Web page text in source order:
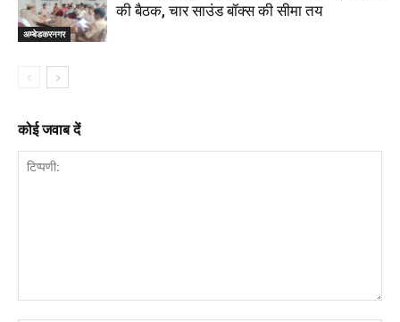
अम्बेडकरनगर
की बैठक, चार साउंड बॉक्स की सीमा तय
कोई जवाब दें